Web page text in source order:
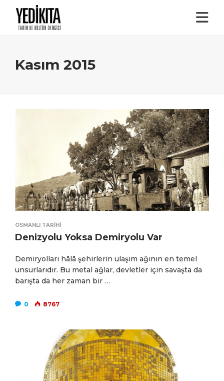
Kasım 2015
OSMANLI TARIHI
Denizyolu Yoksa Demiryolu Var
Demiryolları hâlâ şehirlerin ulaşım ağının en temel
unsurlarıdır. Bu metal ağlar, devletler için savaşta da
barışta da her zaman bir …
0 8767